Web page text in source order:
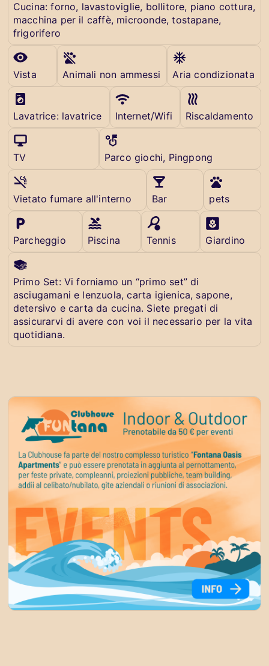
Cucina: forno, lavastoviglie, bollitore, piano cottura,
macchina per il caffè, microonde, tostapane,
frigorifero
Vista Animali non ammessi Aria condizionata
Lavatrice: lavatrice Internet/Wifi Riscaldamento
TV Parco giochi, Pingpong
Vietato fumare all'interno Bar pets
Parcheggio Piscina Tennis Giardino
Primo Set: Vi forniamo un “primo set” di
asciugamani e lenzuola, carta igienica, sapone,
detersivo e carta da cucina. Siete pregati di
assicurarvi di avere con voi il necessario per la vita
quotidiana.